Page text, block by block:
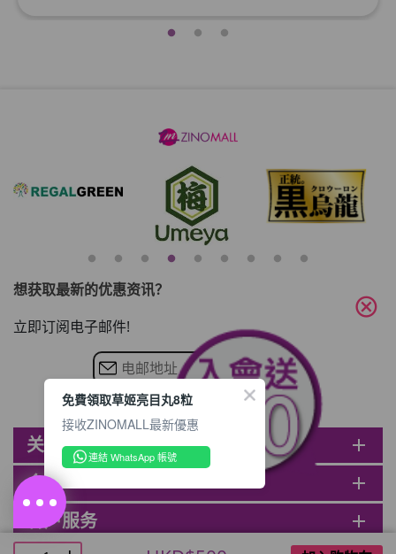
想获取最新的优惠资讯？
立即订阅电子邮件!
关于ZINOMALL add
会员 add
客户服务 add
cancel
免費領取草姬亮目丸8粒
接收ZINOMALL最新優惠
連結 WhatsApp 帳號